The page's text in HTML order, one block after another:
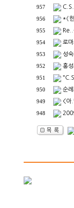
957
956 *《
955
954 로
953 성
952 홍
951
950 순
949 <아
948